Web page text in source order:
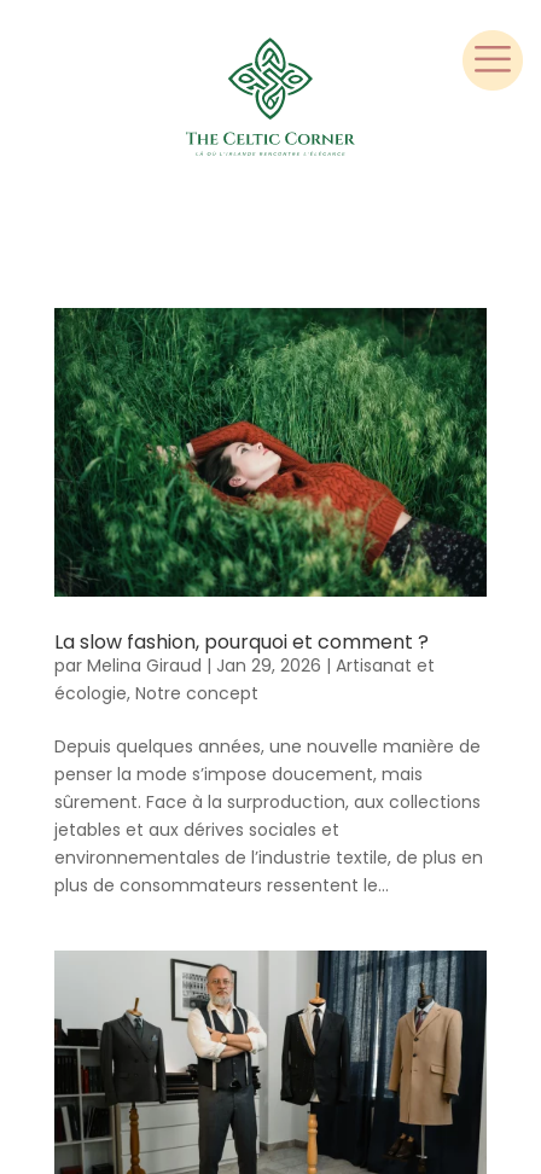
La slow fashion, pourquoi et comment ?
par Melina Giraud | Jan 29, 2026 | Artisanat et
écologie, Notre concept
Depuis quelques années, une nouvelle manière de
penser la mode s’impose doucement, mais
sûrement. Face à la surproduction, aux collections
jetables et aux dérives sociales et
environnementales de l’industrie textile, de plus en
plus de consommateurs ressentent le...